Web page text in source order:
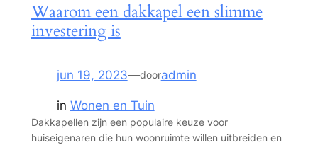
Waarom een dakkapel een slimme
investering is
jun 19, 2023—dooradmin
in Wonen en Tuin
Dakkapellen zijn een populaire keuze voor
huiseigenaren die hun woonruimte willen uitbreiden en